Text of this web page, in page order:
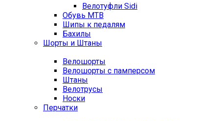
Велотуфли Sidi
Обувь MTB
Шипы к педалям
Бахилы
Шорты и Штаны
Велошорты
Велошорты с памперсом
Штаны
Велотрусы
Носки
Перчатки